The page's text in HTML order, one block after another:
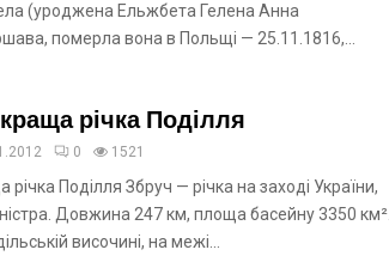
(уроджена Ельжбета Гелена Анна
померла вона в Польщі — 25.11.1816,...
річка Поділля
0 1521
Поділля Збруч — річка на заході України,
Довжина 247 км, площа басейну 3350 км².
височині, на межі...